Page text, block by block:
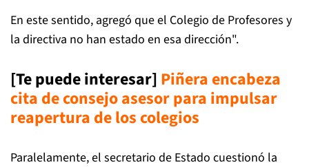
En este sentido, agregó que el Colegio de Profesores y
la directiva no han estado en esa dirección".
[Te puede interesar] Piñera encabeza
cita de consejo asesor para impulsar
reapertura de los colegios
Paralelamente, el secretario de Estado cuestionó la